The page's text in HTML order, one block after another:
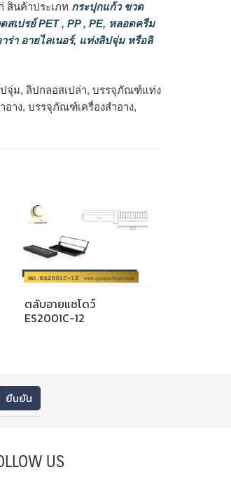
สินค้าประเภท กระปุกแก้ว ขวด
สเปรย์ PET , PP , PE, หลอดครีม
ร่า อายไลเนอร์, แท่งลิปจุ่ม หรือลิ
ปจุ่ม, ลิปกลอสเปล่า, บรรจุภัณฑ์แท่ง
าง, บรรจุภัณฑ์เครื่องสำอาง,
ตลับอายแชโดว์
ES2001C-12
US